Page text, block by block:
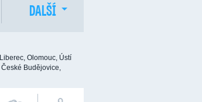
DALŠÍ
Liberec, Olomouc, Ústí
České Budějovice,